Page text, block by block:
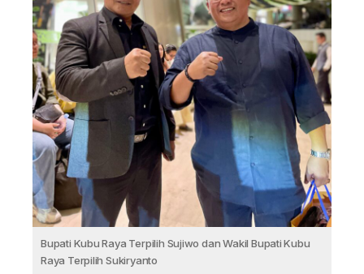
Bupati Kubu Raya Terpilih Sujiwo dan Wakil Bupati Kubu
Raya Terpilih Sukiryanto